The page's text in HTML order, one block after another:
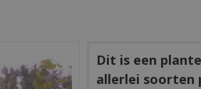
Dit is een
allerlei soorten